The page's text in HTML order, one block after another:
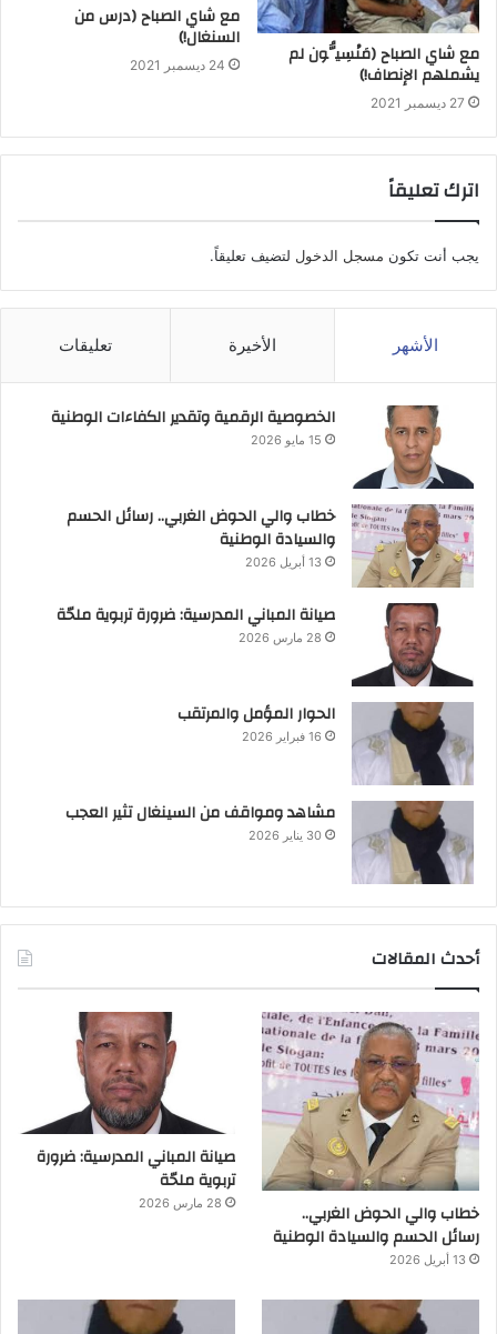
مع شاي الصباح (مَنْسِيُّون لم
يشملهم الإنصاف!)
27 ديسمبر 2021
مع شاي الصباح (درس من
السنغال!)
24 ديسمبر 2021
اترك تعليقاً
يجب أنت تكون مسجل الدخول لتضيف تعليقاً.
الأشهر الأخيرة تعليقات
الخصوصية الرقمية وتقدير الكفاءات الوطنية
15 مايو 2026
خطاب والي الحوض الغربي.. رسائل الحسم
والسيادة الوطنية
13 أبريل 2026
صيانة المباني المدرسية: ضرورة تربوية ملحّة
28 مارس 2026
الحوار المؤمل والمرتقب
16 فبراير 2026
مشاهد ومواقف من السينغال تثير العجب
30 يناير 2026
أحدث المقالات
خطاب والي الحوض الغربي..
رسائل الحسم والسيادة الوطنية
13 أبريل 2026
صيانة المباني المدرسية: ضرورة
تربوية ملحّة
28 مارس 2026